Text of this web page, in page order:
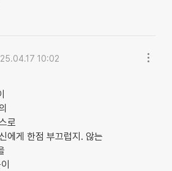
10:02
로
에게 한점 부끄럽지. 않는